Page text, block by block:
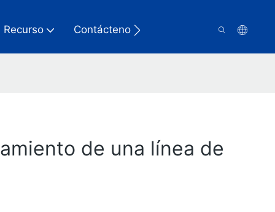
Recurso Contáctenos
de una línea de